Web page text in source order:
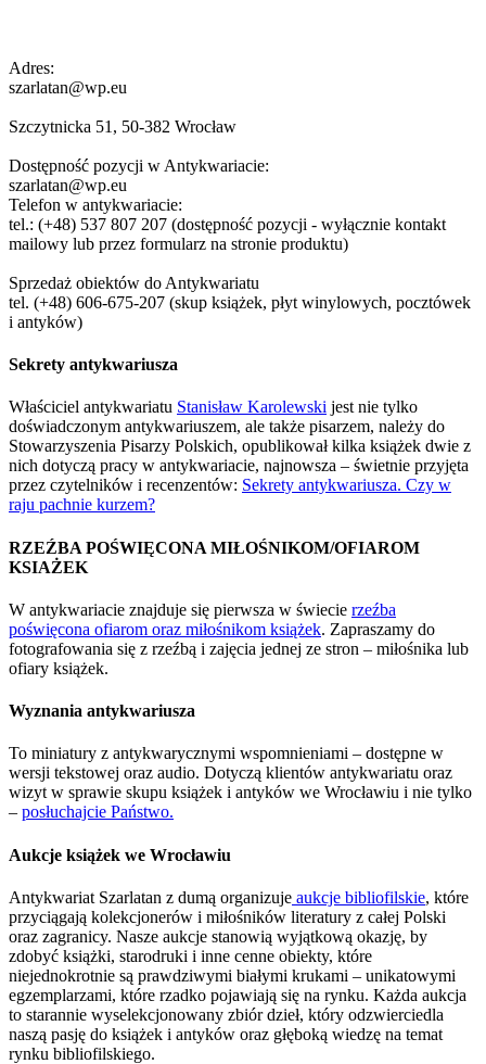
Adres:
szarlatan@wp.eu
Szczytnicka 51, 50-382 Wrocław
Dostępność pozycji w Antykwariacie:
szarlatan@wp.eu
Telefon w antykwariacie:
tel.: (+48) 537 807 207 (dostępność pozycji - wyłącznie kontakt
mailowy lub przez formularz na stronie produktu)
Sprzedaż obiektów do Antykwariatu
tel. (+48) 606-675-207 (skup książek, płyt winylowych, pocztówek
i antyków)
Sekrety antykwariusza
Właściciel antykwariatu Stanisław Karolewski jest nie tylko
doświadczonym antykwariuszem, ale także pisarzem, należy do
Stowarzyszenia Pisarzy Polskich, opublikował kilka książek dwie z
nich dotyczą pracy w antykwariacie, najnowsza – świetnie przyjęta
przez czytelników i recenzentów: Sekrety antykwariusza. Czy w
raju pachnie kurzem?
RZEŹBA POŚWIĘCONA MIŁOŚNIKOM/OFIAROM
KSIAŻEK
W antykwariacie znajduje się pierwsza w świecie rzeźba
poświęcona ofiarom oraz miłośnikom książek. Zapraszamy do
fotografowania się z rzeźbą i zajęcia jednej ze stron – miłośnika lub
ofiary książek.
Wyznania antykwariusza
To miniatury z antykwarycznymi wspomnieniami – dostępne w
wersji tekstowej oraz audio. Dotyczą klientów antykwariatu oraz
wizyt w sprawie skupu książek i antyków we Wrocławiu i nie tylko
– posłuchajcie Państwo.
Aukcje książek we Wrocławiu
Antykwariat Szarlatan z dumą organizuje aukcje bibliofilskie, które
przyciągają kolekcjonerów i miłośników literatury z całej Polski
oraz zagranicy. Nasze aukcje stanowią wyjątkową okazję, by
zdobyć książki, starodruki i inne cenne obiekty, które
niejednokrotnie są prawdziwymi białymi krukami – unikatowymi
egzemplarzami, które rzadko pojawiają się na rynku. Każda aukcja
to starannie wyselekcjonowany zbiór dzieł, który odzwierciedla
naszą pasję do książek i antyków oraz głęboką wiedzę na temat
rynku bibliofilskiego.